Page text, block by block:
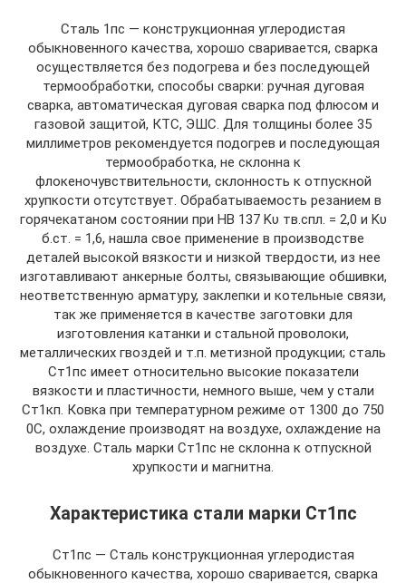
Сталь 1пс — конструкционная углеродистая
обыкновенного качества, хорошо сваривается, сварка
осуществляется без подогрева и без последующей
термообработки, способы сварки: ручная дуговая
сварка, автоматическая дуговая сварка под флюсом и
газовой защитой, КТС, ЭШС. Для толщины более 35
миллиметров рекомендуется подогрев и последующая
термообработка, не склонна к
флокеночувствительности, склонность к отпускной
хрупкости отсутствует. Обрабатываемость резанием в
горячекатаном состоянии при НВ 137 Kυ тв.спл. = 2,0 и Kυ
б.ст. = 1,6, нашла свое применение в производстве
деталей высокой вязкости и низкой твердости, из нее
изготавливают анкерные болты, связывающие обшивки,
неответственную арматуру, заклепки и котельные связи,
так же применяется в качестве заготовки для
изготовления катанки и стальной проволоки,
металлических гвоздей и т.п. метизной продукции; сталь
Ст1пс имеет относительно высокие показатели
вязкости и пластичности, немного выше, чем у стали
Ст1кп. Ковка при температурном режиме от 1300 до 750
0С, охлаждение производят на воздухе, охлаждение на
воздухе. Сталь марки Ст1пс не склонна к отпускной
хрупкости и магнитна.
Характеристика стали марки Ст1пс
Ст1пс — Сталь конструкционная углеродистая
обыкновенного качества, хорошо сваривается, сварка